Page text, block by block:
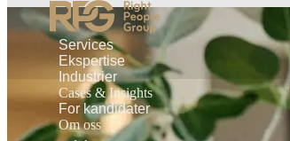
Services
Ekspertise
Industrier
Cases & Insights
For kandidater
Om oss